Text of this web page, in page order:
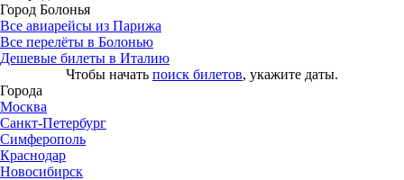
Город Болонья
Все авиарейсы из Парижа
Все перелёты в Болонью
Дешевые билеты в Италию
Чтобы начать поиск билетов, укажите даты.
Города
Москва
Санкт-Петербург
Симферополь
Краснодар
Новосибирск